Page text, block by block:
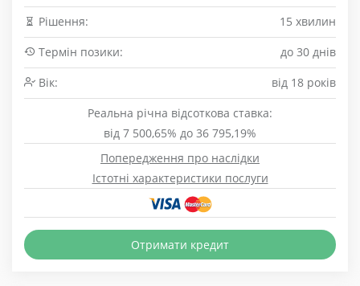
Рішення:
15 хвилин
Термін позики:
до 30 днів
Вік:
від 18 років
Реальна річна відсоткова ставка:
від 7 500,65% до 36 795,19%
Попередження про наслідки
Істотні характеристики послуги
Отримати кредит